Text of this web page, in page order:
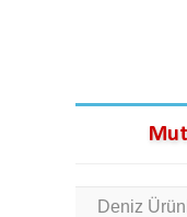
Deniz